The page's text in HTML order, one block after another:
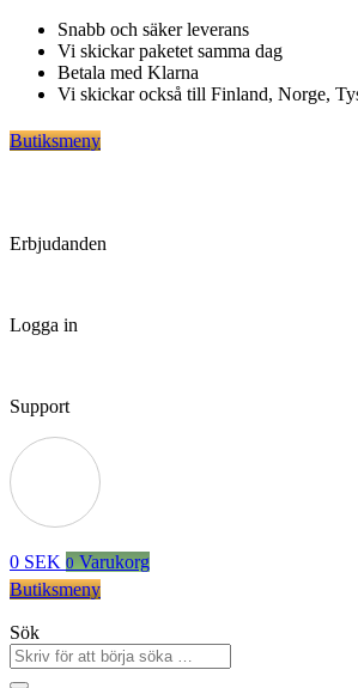
Hoppa
innehåll
Snabb och säker leverans
Vi skickar paketet samma dag
Betala med Klarna
Vi skickar också till Finland, Norge,
Butiksmeny
Erbjudanden
Logga in
Support
0 SEK 0 Varukorg
Butiksmeny
Sök